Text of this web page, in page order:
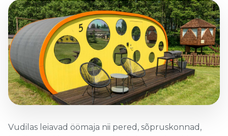
Vudilas leiavad öömaja nii pered, sõpruskonnad,